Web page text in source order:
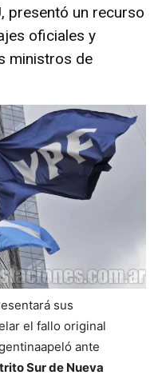
presentó un recurso
oficiales y
ministros de
sus
el fallo original
ante
Sur de Nueva